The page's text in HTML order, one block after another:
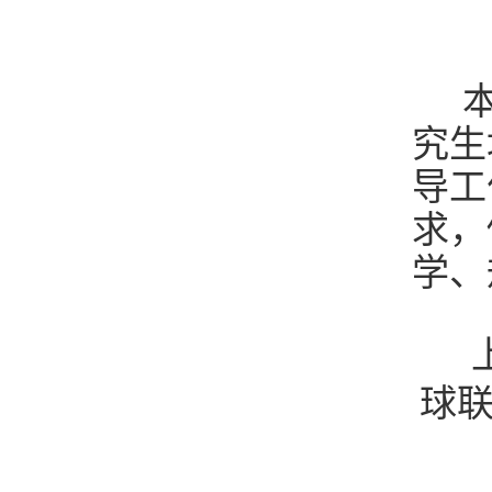
究
导
求
学
球